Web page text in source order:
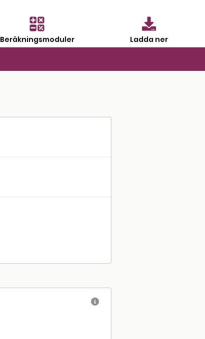
Beräkningsmoduler Ladda ner
